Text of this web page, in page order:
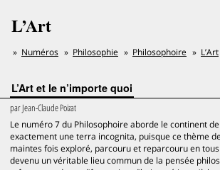
L’Art
Numéros Philosophie Philosophoire L’Art
L’Art et le n’importe quoi
parJean-Claude Poizat
Le numéro 7 du Philosophoire aborde le continent de
exactement une terra incognita, puisque ce thème
maintes fois exploré, parcouru et reparcouru en
devenu un véritable lieu commun de la pensée